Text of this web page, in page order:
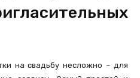
на свадьбу несложно – для